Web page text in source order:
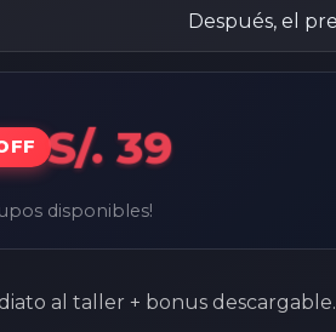
Después, el
S/. 39
disponibles!
al taller + bonus descargable.